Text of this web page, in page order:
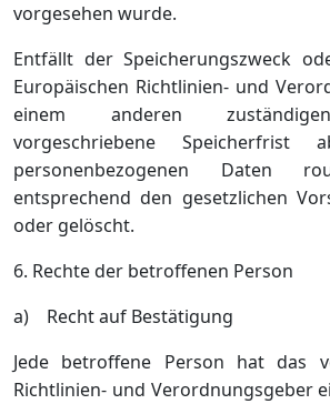
vorgesehen wurde.
Entfällt der Speicherungszweck
Europäischen Richtlinien- und
einem anderen
vorgeschriebene
personenbezogenen Daten
entsprechend den gesetzlichen
oder gelöscht.
6. Rechte der betroffenen Person
a) Recht auf Bestätigung
Jede betroffene Person hat das
Richtlinien- und Verordnungsgeber